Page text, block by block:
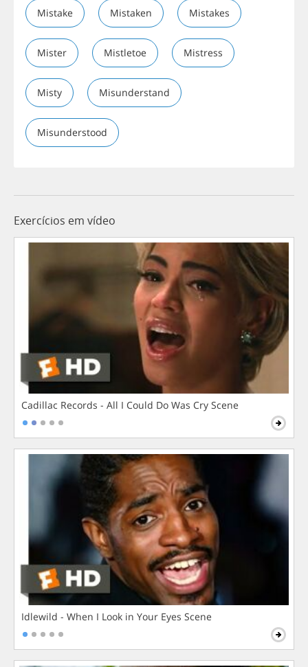
Mistake Mistaken Mistakes
Mister Mistletoe Mistress
Misty Misunderstand
Misunderstood
Exercícios em vídeo
Cadillac Records - All I Could Do Was Cry Scene
Idlewild - When I Look in Your Eyes Scene